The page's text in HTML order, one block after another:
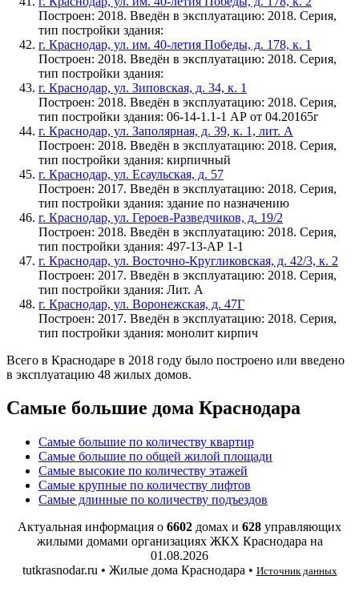
Построен: 2018. Введён в эксплуатацию: 2018. Серия,
тип постройки здания:
г. Краснодар, ул. им. 40-летия Победы, д. 178, к. 1
Построен: 2018. Введён в эксплуатацию: 2018. Серия,
тип постройки здания:
г. Краснодар, ул. Зиповская, д. 34, к. 1
Построен: 2018. Введён в эксплуатацию: 2018. Серия,
тип постройки здания: 06-14-1.1-1 АР от 04.20165г
г. Краснодар, ул. Заполярная, д. 39, к. 1, лит. А
Построен: 2018. Введён в эксплуатацию: 2018. Серия,
тип постройки здания: кирпичный
г. Краснодар, ул. Есаульская, д. 57
Построен: 2017. Введён в эксплуатацию: 2018. Серия,
тип постройки здания: здание по назначению
г. Краснодар, ул. Героев-Разведчиков, д. 19/2
Построен: 2018. Введён в эксплуатацию: 2018. Серия,
тип постройки здания: 497-13-АР 1-1
г. Краснодар, ул. Восточно-Кругликовская, д. 42/3, к. 2
Построен: 2017. Введён в эксплуатацию: 2018. Серия,
тип постройки здания: Лит. А
г. Краснодар, ул. Воронежская, д. 47Г
Построен: 2017. Введён в эксплуатацию: 2018. Серия,
тип постройки здания: монолит кирпич
Всего в Краснодаре в 2018 году было построено или введено
в эксплуатацию 48 жилых домов.
Самые большие дома Краснодара
Самые большие по количеству квартир
Самые большие по общей жилой площади
Самые высокие по количеству этажей
Самые крупные по количеству лифтов
Самые длинные по количеству подъездов
Актуальная информация о 6602 домах и 628 управляющих
жилыми домами организациях ЖКХ Краснодара на
01.08.2026
tutkrasnodar.ru • Жилые дома Краснодара • Источник данных